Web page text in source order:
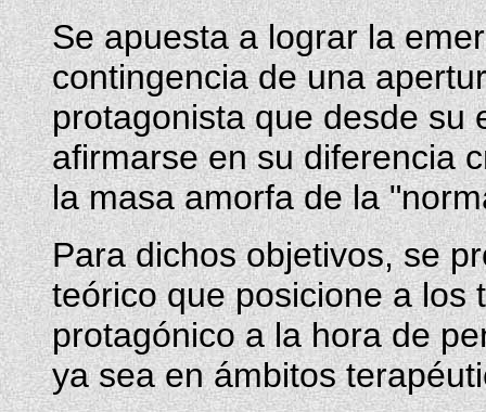
Se apuesta a lograr la
contingencia de una
protagonista que desde su
afirmarse en su diferencia
la masa amorfa de la
Para dichos objetivos, se
teórico que posicione a los
protagónico a la hora de
ya sea en ámbitos